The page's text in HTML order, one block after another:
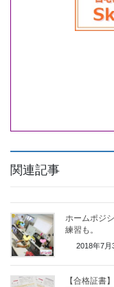
関連記事
ホームポジ
練習も。
2018年7月
【合格証